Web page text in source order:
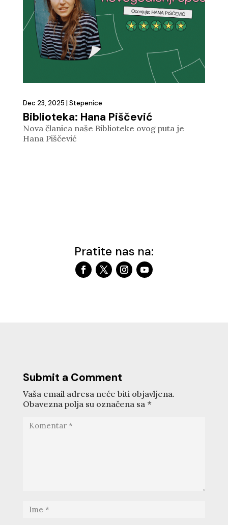
Biblioteka: Hana Piščević
Dec 23, 2025 | Stepenice
Nova članica naše Biblioteke ovog puta je
Hana Piščević
Pratite nas na:
Submit a Comment
Vaša email adresa neće biti objavljena.
Obavezna polja su označena sa *